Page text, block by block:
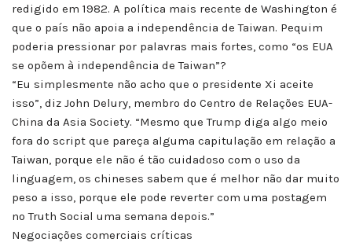
redigido em 1982. A política mais recente de Washington é
que o país não apoia a independência de Taiwan. Pequim
poderia pressionar por palavras mais fortes, como “os EUA
se opõem à independência de Taiwan”?
“Eu simplesmente não acho que o presidente Xi aceite
isso”, diz John Delury, membro do Centro de Relações EUA-
China da Asia Society. “Mesmo que Trump diga algo meio
fora do script que pareça alguma capitulação em relação a
Taiwan, porque ele não é tão cuidadoso com o uso da
linguagem, os chineses sabem que é melhor não dar muito
peso a isso, porque ele pode reverter com uma postagem
no Truth Social uma semana depois.”
Negociações comerciais críticas